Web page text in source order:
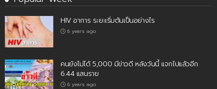
HIV อาการ ระยะเริ่มต้นเป็นอย่างไร
6 years ago
คนยังไม่ได้ 5,000 มีข่าวดี หลังวันนี้ แจกไปแล้วอีก
6.44 แสนราย
6 years ago